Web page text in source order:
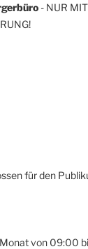
- NUR MIT
für den
von 09:00